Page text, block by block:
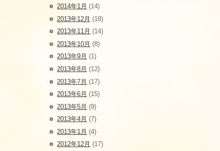
2014年1月 (14)
2013年12月 (18)
2013年11月 (14)
2013年10月 (8)
2013年9月 (1)
2013年8月 (12)
2013年7月 (17)
2013年6月 (15)
2013年5月 (9)
2013年4月 (7)
2013年1月 (4)
2012年12月 (17)